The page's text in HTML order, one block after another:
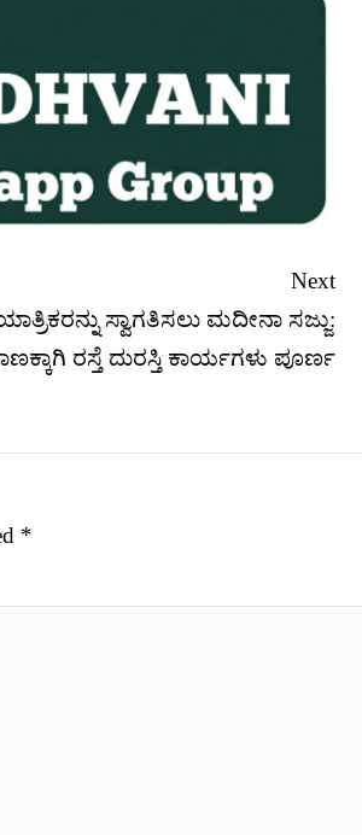
Next
ಸ್ವಾಗತಿಸಲು ಮದೀನಾ ಸಜ್ಜು:
ರಸ್ತೆ ದುರಸ್ತಿ ಕಾರ್ಯಗಳು ಪೂರ್ಣ
*